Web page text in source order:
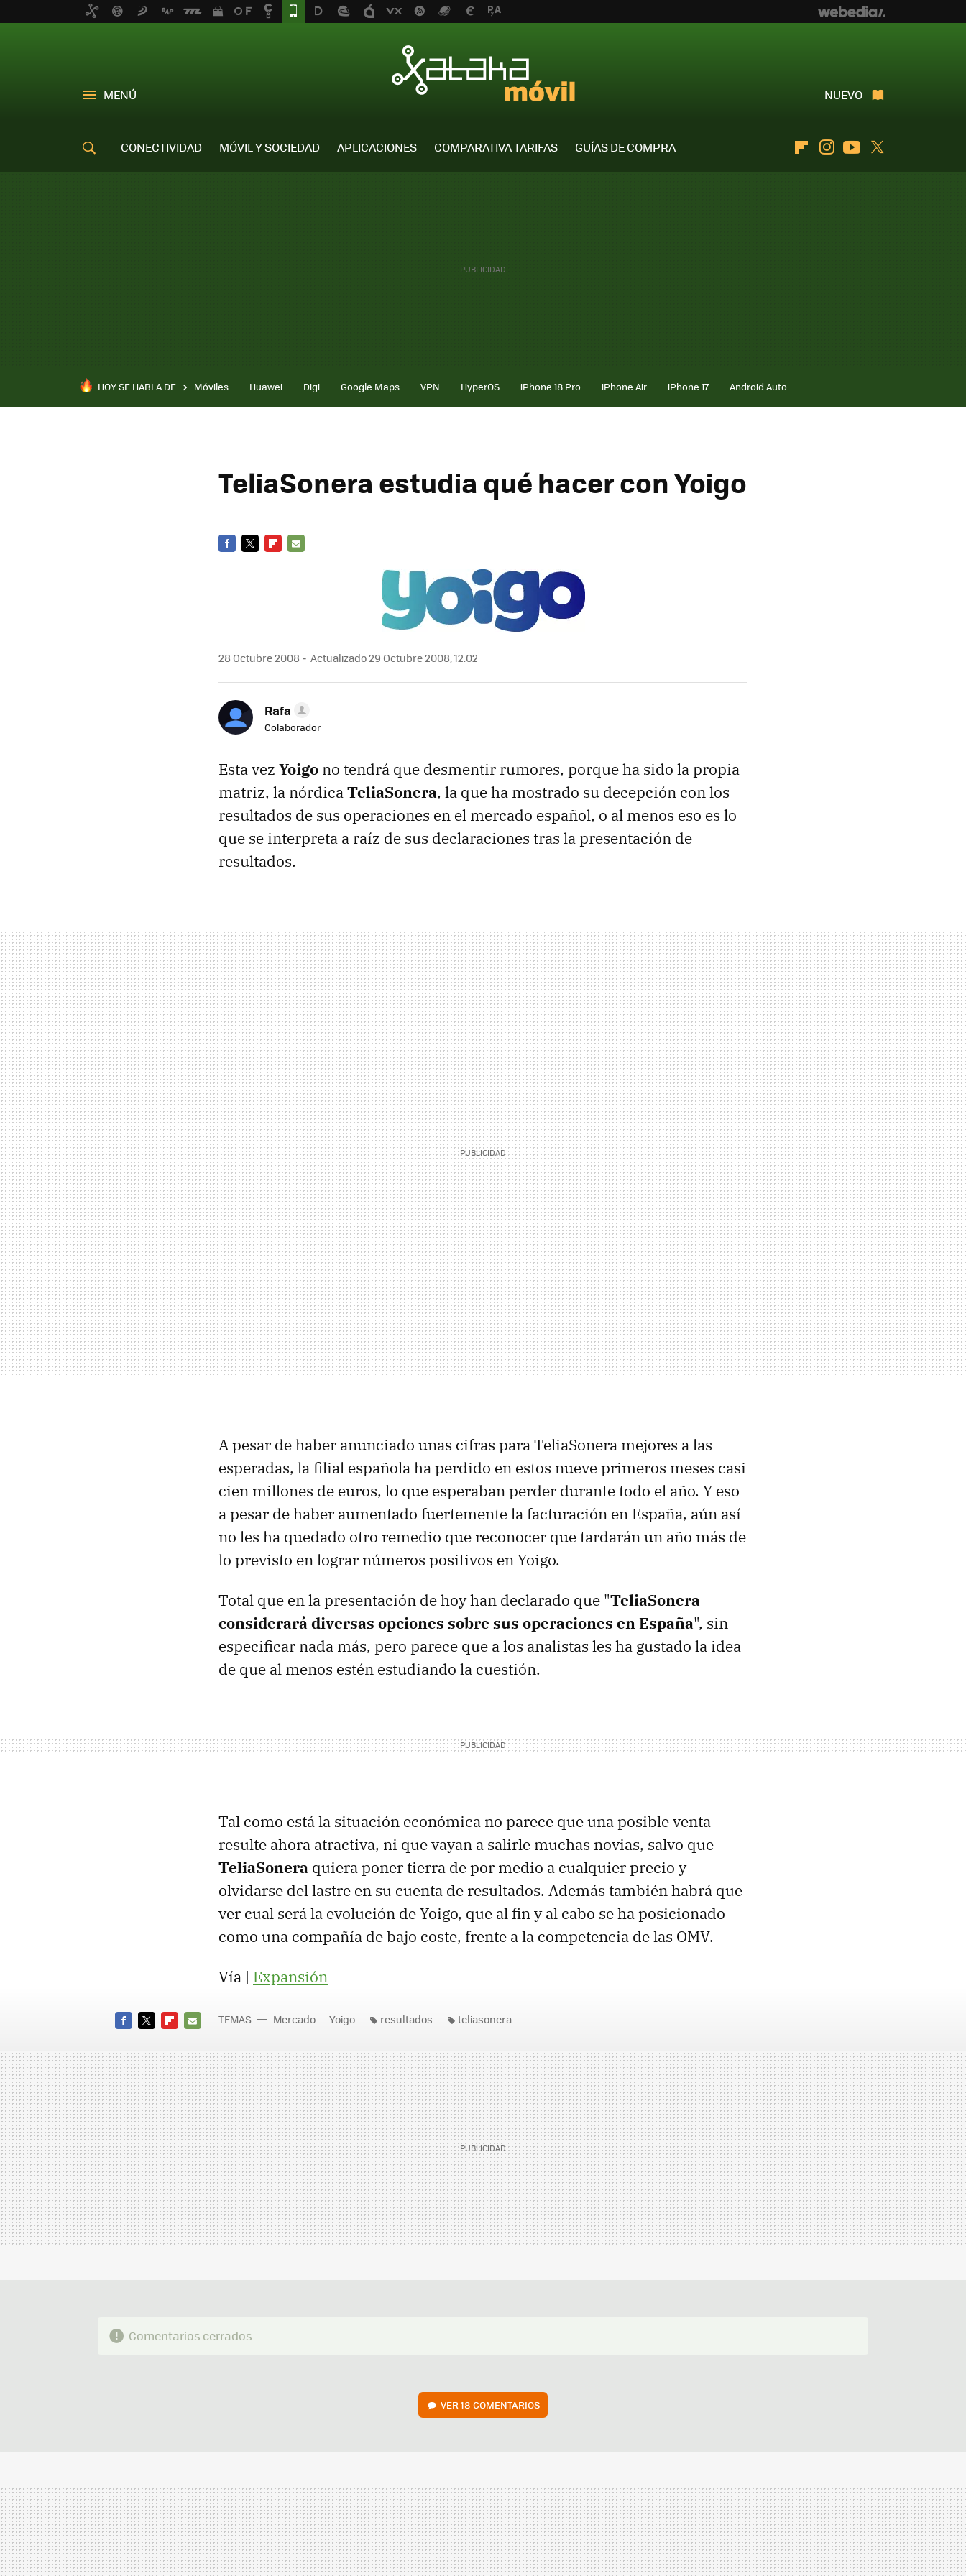
MENÚ NUEVO
CONECTIVIDAD MÓVIL Y SOCIEDAD APLICACIONES COMPARATIVA TARIFAS
GUÍAS DE COMPRA
FlipboardInstagramYoutube
HOY SE HABLA DE Móviles Huawei Digi Google Maps VPN HyperOS iPhone 18 Pro iPhone Air iPhone 17 Android Auto
TeliaSonera estudia qué hacer con Yoigo
28 Octubre 2008 Actualizado 29 Octubre 2008, 12:02
Rafa
Colaborador
Esta vez Yoigo no tendrá que desmentir rumores, porque ha sido la propia
matriz, la nórdicaTeliaSonera, la que ha mostrado su decepción con los
resultados de sus operaciones en el mercado español, o al menos eso es lo
que se interpreta a raíz de sus declaraciones tras la presentación de
resultados.
A pesar de haber anunciado unas cifras para TeliaSonera mejores a las
esperadas, la filial española ha perdido en estos nueve primeros meses casi
cien millones de euros, lo que esperaban perder durante todo el año. Y eso
a pesar de haber aumentado fuertemente la facturación en España, aún así
no les ha quedado otro remedio que reconocer que tardarán un año más de
lo previsto en lograr números positivos en Yoigo.
Total que en la presentación de hoy han declarado que "TeliaSonera
considerará diversas opciones sobre sus operaciones en España", sin
especificar nada más, pero parece que a los analistas les ha gustado la idea
de que al menos estén estudiando la cuestión.
Tal como está la situación económica no parece que una posible venta
resulte ahora atractiva, ni que vayan a salirle muchas novias, salvo que
TeliaSonera quiera poner tierra de por medio a cualquier precio y
olvidarse del lastre en su cuenta de resultados. Además también habrá que
ver cual será la evolución de Yoigo, que al fin y al cabo se ha posicionado
como una compañía de bajo coste, frente a la competencia de las OMV.
Vía | Expansión
MAIL
TEMAS Mercado Yoigo resultados teliasonera
Comentarios cerrados
VER18 COMENTARIOS